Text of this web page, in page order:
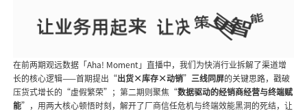
在前两期观远数据「Aha! Moment」直播中，我们为快消行业拆解了渠道增
长的核心逻辑——首期提出“出货×库存×动销” 三线同屏的关键思路，戳破
压货式增长的“虚假繁荣”；第二期则聚焦“数据驱动的经销商经营与终端赋
能”，用两大核心顿悟时刻，解开了厂商信任危机与终端效能黑洞的死结，让